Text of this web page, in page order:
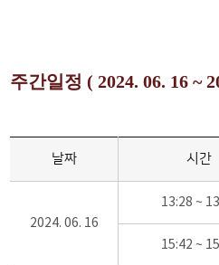
주간일정 ( 2024. 06. 16 ~
날짜 시간
2024. 06. 16
13:28 ~
15:42 ~